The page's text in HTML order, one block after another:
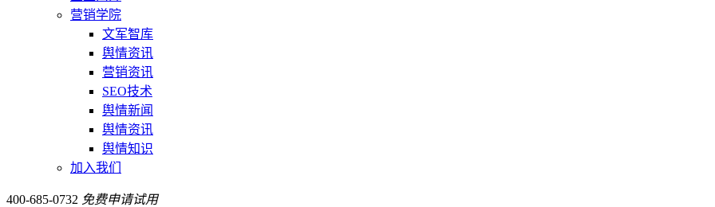
营销学院
文军智库
舆情资讯
营销资讯
SEO技术
舆情新闻
舆情资讯
舆情知识
加入我们
400-685-0732 免费申请试用